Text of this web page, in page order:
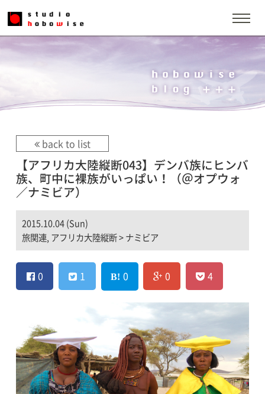
back to list
【アフリカ大陸縦断043】デンバ族にヒンバ
族、町中に裸族がいっぱい！（＠オプウォ
／ナミビア）
2015.10.04 (Sun)
旅関連, アフリカ大陸縦断>ナミビア
0 1 0 0 4